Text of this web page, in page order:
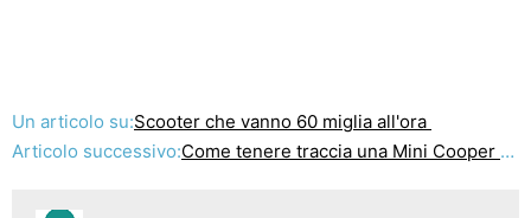
Un articolo su:Scooter che vanno 60 miglia all'ora
Articolo successivo:Come tenere traccia una Mini Cooper dalla fabbrica alla concessionaria